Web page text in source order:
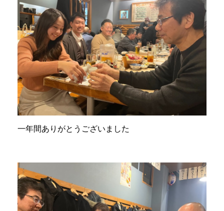
一年間ありがとうございました